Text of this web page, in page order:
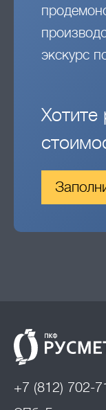
экскурс
Хотите
+7 (812) 702-